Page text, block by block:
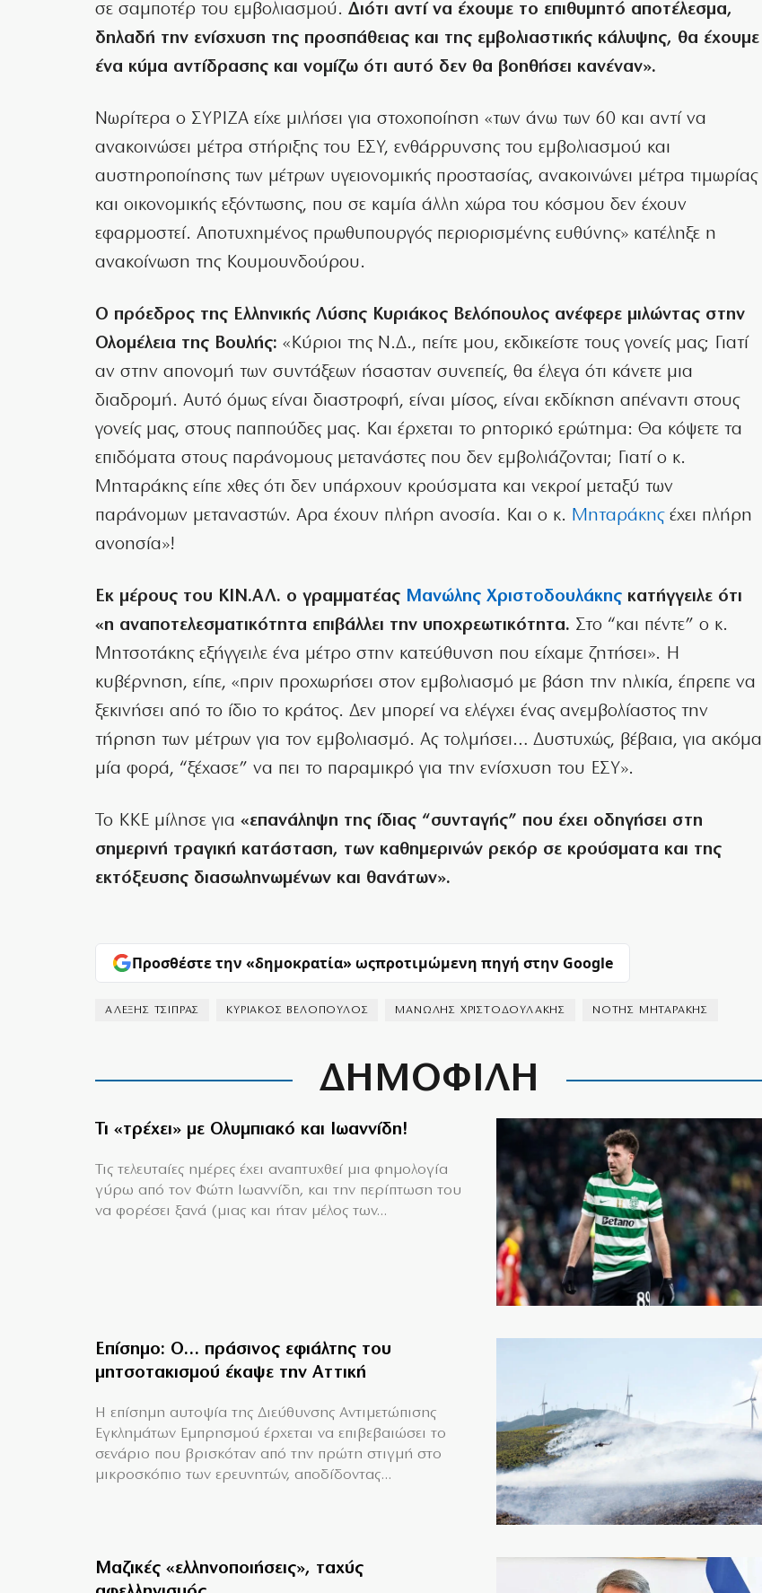
σε σαμποτέρ του εμβολιασμού. Διότι αντί να έχουμε το επιθυμητό αποτέλεσμα,
δηλαδή την ενίσχυση της προσπάθειας και της εμβολιαστικής κάλυψης, θα έχουμε
ένα κύμα αντίδρασης και νομίζω ότι αυτό δεν θα βοηθήσει κανέναν».
Νωρίτερα ο ΣΥΡΙΖΑ είχε μιλήσει για στοχοποίηση «των άνω των 60 και αντί να
ανακοινώσει μέτρα στήριξης του ΕΣΥ, ενθάρρυνσης του εμβολιασμού και
αυστηροποίησης των μέτρων υγειονομικής προστασίας, ανακοινώνει μέτρα τιμωρίας
και οικονομικής εξόντωσης, που σε καμία άλλη χώρα του κόσμου δεν έχουν
εφαρμοστεί. Αποτυχημένος πρωθυπουργός περιορισμένης ευθύνης» κατέληξε η
ανακοίνωση της Κουμουνδούρου.
Ο πρόεδρος της Ελληνικής Λύσης Κυριάκος Βελόπουλος ανέφερε μιλώντας στην
Ολομέλεια της Βουλής: «Κύριοι της Ν.Δ., πείτε μου, εκδικείστε τους γονείς μας; Γιατί
αν στην απονομή των συντάξεων ήσασταν συνεπείς, θα έλεγα ότι κάνετε μια
διαδρομή. Αυτό όμως είναι διαστροφή, είναι μίσος, είναι εκδίκηση απέναντι στους
γονείς μας, στους παππούδες μας. Και έρχεται το ρητορικό ερώτημα: Θα κόψετε τα
επιδόματα στους παράνομους μετανάστες που δεν εμβολιάζονται; Γιατί ο κ.
Μηταράκης είπε χθες ότι δεν υπάρχουν κρούσματα και νεκροί μεταξύ των
παράνομων μεταναστών. Αρα έχουν πλήρη ανοσία. Και ο κ. Μηταράκηςέχει πλήρη
ανοησία»!
Εκ μέρους του ΚΙΝ.ΑΛ. ο γραμματέας Μανώλης Χριστοδουλάκης κατήγγειλε ότι
«η αναποτελεσματικότητα επιβάλλει την υποχρεωτικότητα. Στο “και πέντε” ο κ.
Μητσοτάκης εξήγγειλε ένα μέτρο στην κατεύθυνση που είχαμε ζητήσει». Η
κυβέρνηση, είπε, «πριν προχωρήσει στον εμβολιασμό με βάση την ηλικία, έπρεπε να
ξεκινήσει από το ίδιο το κράτος. Δεν μπορεί να ελέγχει ένας ανεμβολίαστος την
τήρηση των μέτρων για τον εμβολιασμό. Ας τολμήσει… Δυστυχώς, βέβαια, για ακόμα
μία φορά, “ξέχασε” να πει το παραμικρό για την ενίσχυση του ΕΣΥ».
Το ΚΚΕ μίλησε για «επανάληψη της ίδιας “συνταγής” που έχει οδηγήσει στη
σημερινή τραγική κατάσταση, των καθημερινών ρεκόρ σε κρούσματα και της
εκτόξευσης διασωληνωμένων και θανάτων».
Προσθέστε την «δημοκρατία» ωςπροτιμώμενη πηγή στην Google
ΑΛΕΞΗΣ ΤΣΙΠΡΑΣ ΚΥΡΙΑΚΟΣ ΒΕΛΟΠΟΥΛΟΣ ΜΑΝΩΛΗΣ ΧΡΙΣΤΟΔΟΥΛΑΚΗΣ ΝΟΤΗΣ ΜΗΤΑΡΑΚΗΣ
ΔΗΜΟΦΙΛΗ
Τι «τρέχει» με Ολυμπιακό και Ιωαννίδη!
Τις τελευταίες ημέρες έχει αναπτυχθεί μια φημολογία
γύρω από τον Φώτη Ιωαννίδη, και την περίπτωση του
να φορέσει ξανά (μιας και ήταν μέλος των...
Επίσημο: Ο… πράσινος εφιάλτης του
μητσοτακισμού έκαψε την Αττική
Η επίσημη αυτοψία της Διεύθυνσης Αντιμετώπισης
Εγκλημάτων Εμπρησμού έρχεται να επιβεβαιώσει το
σενάριο που βρισκόταν από την πρώτη στιγμή στο
μικροσκόπιο των ερευνητών, αποδίδοντας...
Μαζικές «ελληνοποιήσεις», ταχύς